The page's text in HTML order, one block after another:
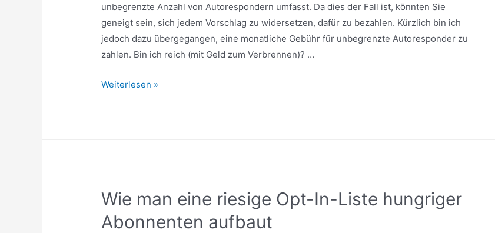
unbegrenzte Anzahl von Autorespondern umfasst. Da dies der Fall ist, könnten Sie
geneigt sein, sich jedem Vorschlag zu widersetzen, dafür zu bezahlen. Kürzlich bin ich
jedoch dazu übergegangen, eine monatliche Gebühr für unbegrenzte Autoresponder zu
zahlen. Bin ich reich (mit Geld zum Verbrennen)? …
Autoresponder-
Weiterlesen »
Wie man eine riesige Opt-In-Liste hungriger
Abonnenten aufbaut